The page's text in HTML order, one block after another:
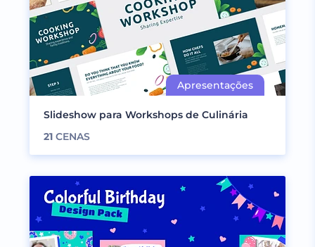
Slideshow para Workshops de Culinária
21 CENAS